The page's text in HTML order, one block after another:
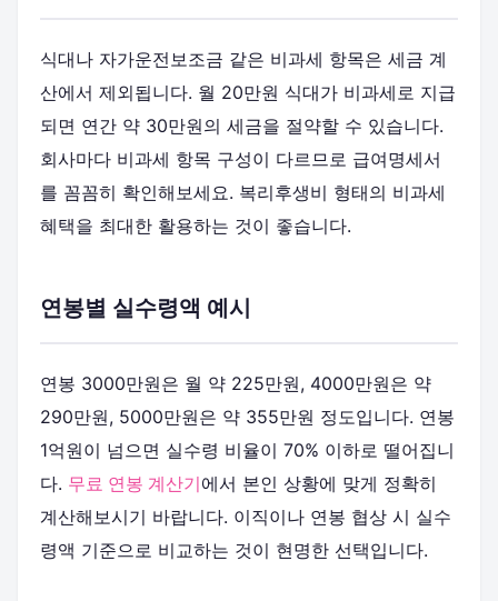
식대나 자가운전보조금 같은 비과세 항목은 세금 계
산에서 제외됩니다. 월 20만원 식대가 비과세로 지급
되면 연간 약 30만원의 세금을 절약할 수 있습니다.
회사마다 비과세 항목 구성이 다르므로 급여명세서
를 꼼꼼히 확인해보세요. 복리후생비 형태의 비과세
혜택을 최대한 활용하는 것이 좋습니다.
연봉별 실수령액 예시
연봉 3000만원은 월 약 225만원, 4000만원은 약
290만원, 5000만원은 약 355만원 정도입니다. 연봉
1억원이 넘으면 실수령 비율이 70% 이하로 떨어집니
다. 무료 연봉 계산기에서 본인 상황에 맞게 정확히
계산해보시기 바랍니다. 이직이나 연봉 협상 시 실수
령액 기준으로 비교하는 것이 현명한 선택입니다.